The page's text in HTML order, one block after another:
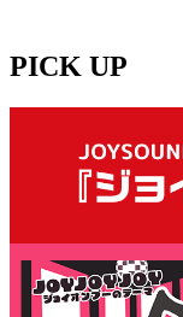
PICK UP